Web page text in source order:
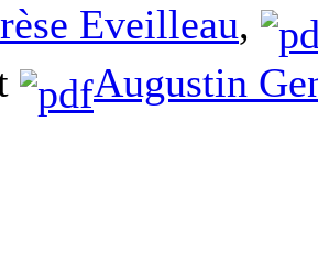
Eveilleau,
Augustin